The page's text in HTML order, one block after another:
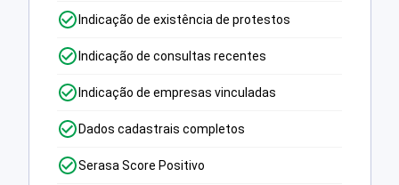
Indicação de existência de protestos
Indicação de consultas recentes
Indicação de empresas vinculadas
Dados cadastrais completos
Serasa Score Positivo